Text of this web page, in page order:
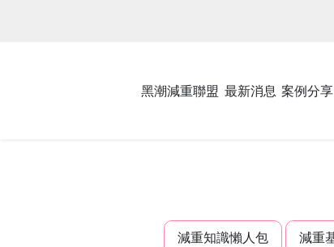
黑潮減重聯盟 最新消息 案例分享
減重知識懶人包 減重